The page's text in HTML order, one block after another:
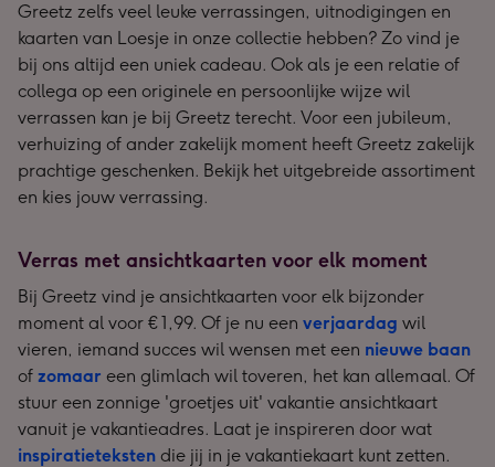
Greetz zelfs veel leuke verrassingen, uitnodigingen en
kaarten van Loesje in onze collectie hebben? Zo vind je
bij ons altijd een uniek cadeau. Ook als je een relatie of
collega op een originele en persoonlijke wijze wil
verrassen kan je bij Greetz terecht. Voor een jubileum,
verhuizing of ander zakelijk moment heeft Greetz zakelijk
prachtige geschenken. Bekijk het uitgebreide assortiment
en kies jouw verrassing.
Verras met ansichtkaarten voor elk moment
Bij Greetz vind je ansichtkaarten voor elk bijzonder
moment al voor € 1,99. Of je nu een verjaardag wil
vieren, iemand succes wil wensen met een nieuwe baan
of zomaar een glimlach wil toveren, het kan allemaal. Of
stuur een zonnige 'groetjes uit' vakantie ansichtkaart
vanuit je vakantieadres. Laat je inspireren door wat
inspiratieteksten die jij in je vakantiekaart kunt zetten.